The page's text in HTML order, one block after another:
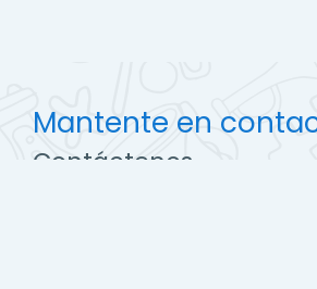
Mantente en
Contáctenos